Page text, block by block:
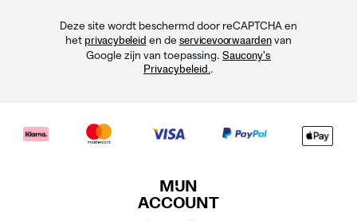
Deze site wordt beschermd door reCAPTCHA en
het privacybeleid en de servicevoorwaardenvan
Google zijn van toepassing. Saucony's
Privacybeleid. .
MIJN
ACCOUNT